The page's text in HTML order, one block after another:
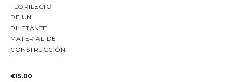
FLORILEGIO
DE UN
DILETANTE.
MATERIAL DE
CONSTRUCCIÓN
€15.00